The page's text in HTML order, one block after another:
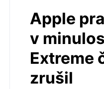
Apple
v
Extreme
zrušil